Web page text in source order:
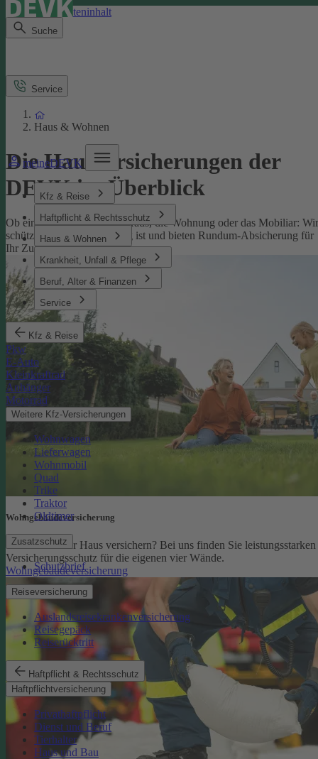
Direkt zum Seiteninhalt
Suche
meineDEVK
Kfz & Reise
Haftpflicht & Rechtsschutz
Haus & Wohnen
Krankheit, Unfall & Pflege
Beruf, Alter & Finanzen
Service
Kfz & Reise
Pkw
E-Auto
Kleinkraftrad
Anhänger
Motorrad
Weitere Kfz-Versicherungen
Wohnwagen
Lieferwagen
Wohnmobil
Quad
Trike
Traktor
Oldtimer
Zusatzschutz
Schutzbrief
Reiseversicherung
Auslandsreisekrankenversicherung
Reisegepäck
Reiserücktritt
Haftpflicht & Rechtsschutz
Haftpflichtversicherung
Privathaftpflicht
Dienst und Beruf
Tierhalter
Haus und Bau
Service
Haus & Wohnen
Die Hausversicherungen der
DEVK im Überblick
Ob eine Versicherung fürs Haus, die Wohnung oder das Mobiliar: Wir
schützen, was Ihnen wichtig ist und bieten Rundum-Absicherung für
Ihr Zuhause.
Wohngebäude­versicherung
Sie möchten Ihr Haus versichern? Bei uns finden Sie leistungsstarken
Versicherungsschutz für die eigenen vier Wände.
Wohngebäudeversicherung